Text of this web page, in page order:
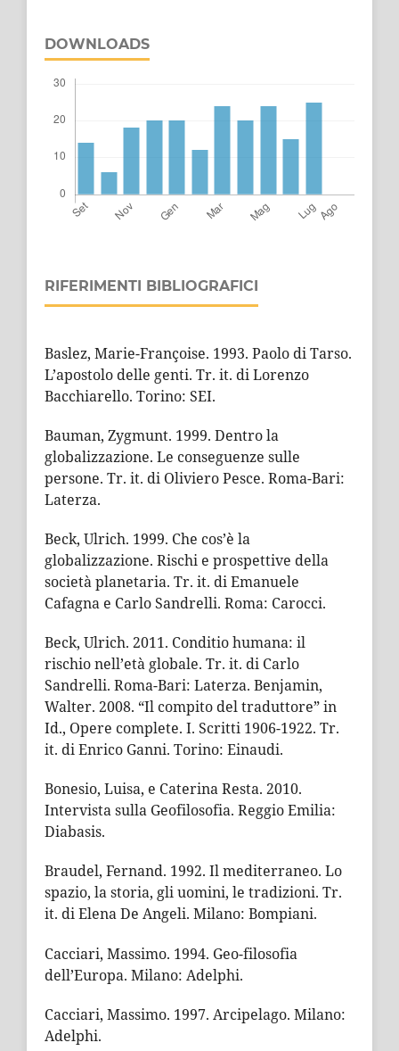
DOWNLOADS
RIFERIMENTI BIBLIOGRAFICI
Baslez, Marie-Françoise. 1993. Paolo di Tarso.
L’apostolo delle genti. Tr. it. di Lorenzo
Bacchiarello. Torino: SEI.
Bauman, Zygmunt. 1999. Dentro la
globalizzazione. Le conseguenze sulle
persone. Tr. it. di Oliviero Pesce. Roma-Bari:
Laterza.
Beck, Ulrich. 1999. Che cos’è la
globalizzazione. Rischi e prospettive della
società planetaria. Tr. it. di Emanuele
Cafagna e Carlo Sandrelli. Roma: Carocci.
Beck, Ulrich. 2011. Conditio humana: il
rischio nell’età globale. Tr. it. di Carlo
Sandrelli. Roma-Bari: Laterza. Benjamin,
Walter. 2008. “Il compito del traduttore” in
Id., Opere complete. I. Scritti 1906-1922. Tr.
it. di Enrico Ganni. Torino: Einaudi.
Bonesio, Luisa, e Caterina Resta. 2010.
Intervista sulla Geofilosofia. Reggio Emilia:
Diabasis.
Braudel, Fernand. 1992. Il mediterraneo. Lo
spazio, la storia, gli uomini, le tradizioni. Tr.
it. di Elena De Angeli. Milano: Bompiani.
Cacciari, Massimo. 1994. Geo-filosofia
dell’Europa. Milano: Adelphi.
Cacciari, Massimo. 1997. Arcipelago. Milano:
Adelphi.